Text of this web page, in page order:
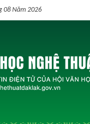
08 Năm 2026